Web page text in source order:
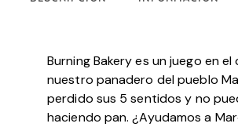
Burning Bakery es un juego en el
nuestro panadero del pueblo
perdido sus 5 sentidos y no
haciendo pan. ¿Ayudamos a